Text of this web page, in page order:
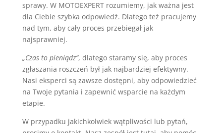
sprawy. W MOTOEXPERT rozumiemy, jak ważna jest
dla Ciebie szybka odpowiedź. Dlatego też pracujemy
nad tym, aby cały proces przebiegał jak
najsprawniej.
„Czas to pieniądz”, dlatego staramy się, aby proces
zgłaszania roszczeń był jak najbardziej efektywny.
Nasi eksperci są zawsze dostępni, aby odpowiedzieć
na Twoje pytania i zapewnić wsparcie na każdym
etapie.
W przypadku jakichkolwiek wątpliwości lub pytań,